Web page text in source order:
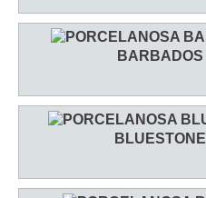
BARBADOS
BLUESTONE